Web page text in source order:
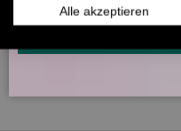
INFOS ÜBER
KLICK HIER UND
Alle akzeptieren